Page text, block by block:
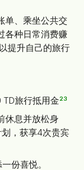
单、乘坐公共交
各种日常消费赚
提升自己的旅行
旅行抵用金 23
休息并放松身
，获享4次贵宾
份喜悦。